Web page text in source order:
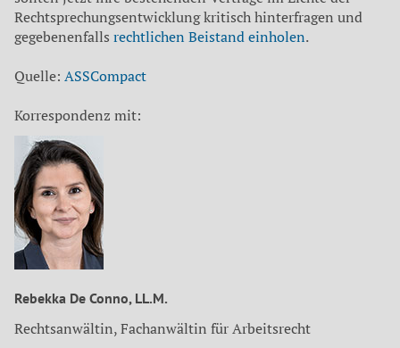
Rechtsprechungsentwicklung kritisch hinterfragen und
gegebenenfalls rechtlichen Beistand einholen.
Quelle: ASSCompact
Korrespondenz mit:
Rebekka De Conno, LL.M.
Rechtsanwältin, Fachanwältin für Arbeitsrecht